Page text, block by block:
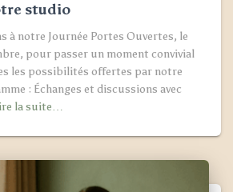
studio
à notre Journée Portes Ouvertes, le
pour passer un moment convivial
les possibilités offertes par notre
: Échanges et discussions avec
la suite…